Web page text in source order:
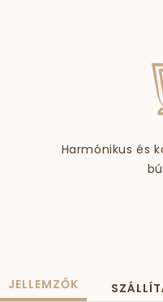
Harmónikus és
JELLEMZŐK